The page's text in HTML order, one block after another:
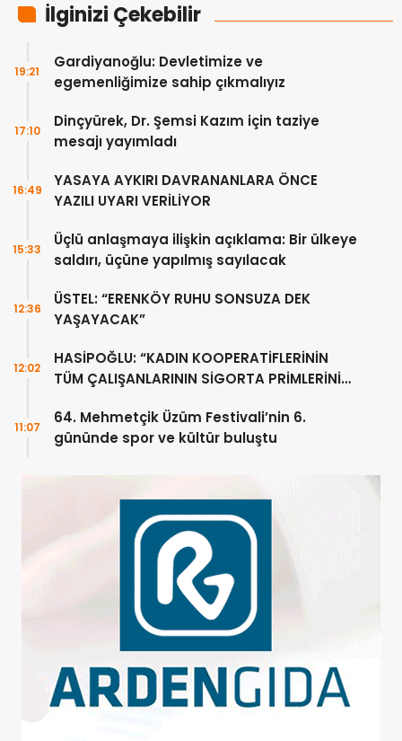
İlginizi Çekebilir
Gardiyanoğlu: Devletimize ve
egemenliğimize sahip çıkmalıyız
19:21
Dinçyürek, Dr. Şemsi Kazım için taziye
mesajı yayımladı
17:10
YASAYA AYKIRI DAVRANANLARA ÖNCE
YAZILI UYARI VERİLİYOR
16:49
Üçlü anlaşmaya ilişkin açıklama: Bir ülkeye
saldırı, üçüne yapılmış sayılacak
15:33
ÜSTEL: “ERENKÖY RUHU SONSUZA DEK
YAŞAYACAK”
12:36
HASİPOĞLU: “KADIN KOOPERATİFLERİNİN
TÜM ÇALIŞANLARININ SİGORTA PRİMLERİNİ
12:02
64. Mehmetçik Üzüm Festivali’nin 6.
gününde spor ve kültür buluştu
11:07